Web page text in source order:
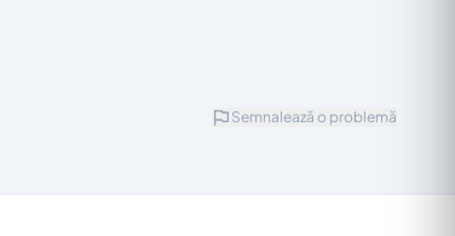
Semnalează o problemă